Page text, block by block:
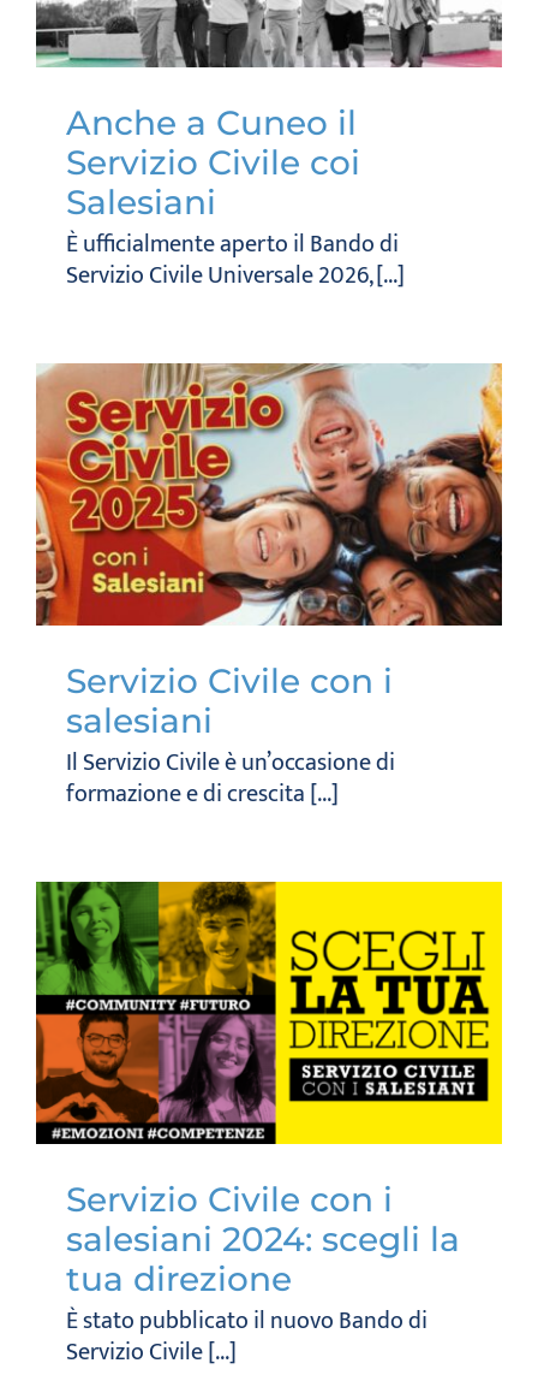
Anche a Cuneo il
Servizio Civile coi
Salesiani
È ufficialmente aperto il Bando di
Servizio Civile Universale 2026, [...]
Servizio Civile con i
salesiani
Il Servizio Civile è un’occasione di
formazione e di crescita [...]
Servizio Civile con i
salesiani 2024: scegli la
tua direzione
È stato pubblicato il nuovo Bando di
Servizio Civile [...]